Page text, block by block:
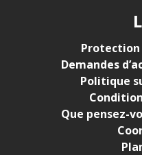
Protection
Demandes
Politique
Que pensez-